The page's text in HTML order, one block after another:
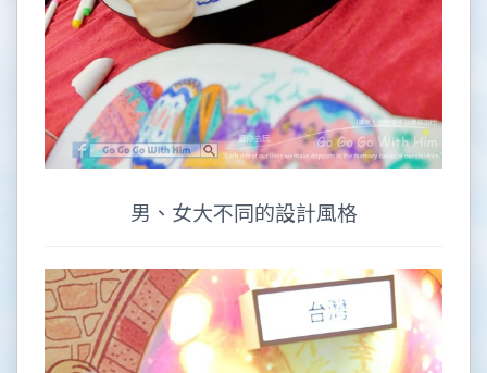
男、女大不同的設計風格